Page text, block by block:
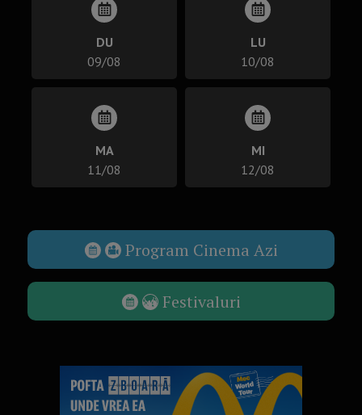
DU
09/08
LU
10/08
MA
11/08
MI
12/08
Program Cinema Azi
Festivaluri